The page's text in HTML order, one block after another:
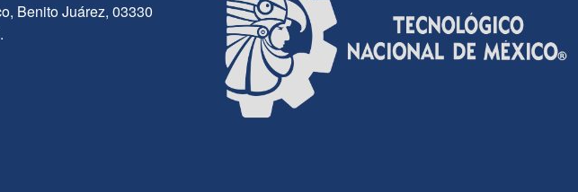
Benito Juárez, 03330